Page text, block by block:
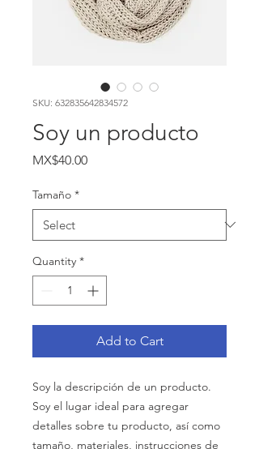
SKU: 632835642834572
Soy un producto
MX$40.00Price
Tamaño *
Quantity *
Add to Cart
Soy la descripción de un producto.
Soy el lugar ideal para agregar
detalles sobre tu producto, así como
tamaño, materiales, instrucciones de